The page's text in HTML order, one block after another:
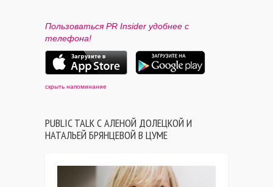
ПАРТНЕРАМ
КОНТАКТЫ
Пользоваться PR Insider удобнее с
телефона!
скрыть напоминание
PUBLIC TALK С АЛЕНОЙ ДОЛЕЦКОЙ И
НАТАЛЬЕЙ БРЯНЦЕВОЙ В ЦУМЕ